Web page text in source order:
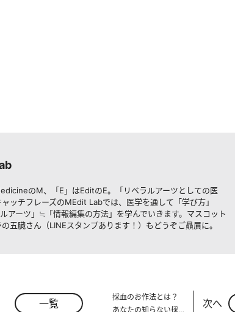
のM、「E」はEditのE。「リベラルアーツとしての医
ッチフレーズのMEdit Labでは、医学を通して「学び方」
アーツ」≒「情報編集の方法」を学んでいきます。マスコット
五臓さん（LINEスタンプあります！）もどうぞご贔屓に。
一覧
採血のお作法とは？
あなたの知らない採
次へ